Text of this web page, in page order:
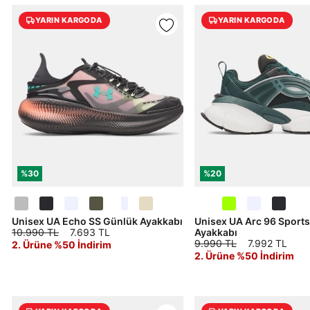
%30
YARIN KARGODA
Unisex UA Echo SS Günlük Ayakkabı
10.990 TL
7.693 TL
2. Ürüne %50 İndirim
%20
YARIN KARGODA
Unisex UA Arc 96
Ayakkabı
9.990 TL
7.992 TL
2. Ürüne %50 İndirim
Çağrı Merkezi / Arama
Kişisel verilerimin Doğuş Perakende Satış Giyim ve
markalara ait ürünlerin bana özel pazarlanması ve
Doğuş Grubu şirketlerinde bulunan pazarlama
verilerimin kişiselleştirilmiş reklamcılık faaliyeti
amacıyla işlenmesini kabul ediyorum.
Kimlik, iletişim ve müşteri işlem verilerimin alınan
internet sitesi altyapı hizmetlerinin sunucularının yurt
dışında bulunması sebebiyle yurt dışında mukim